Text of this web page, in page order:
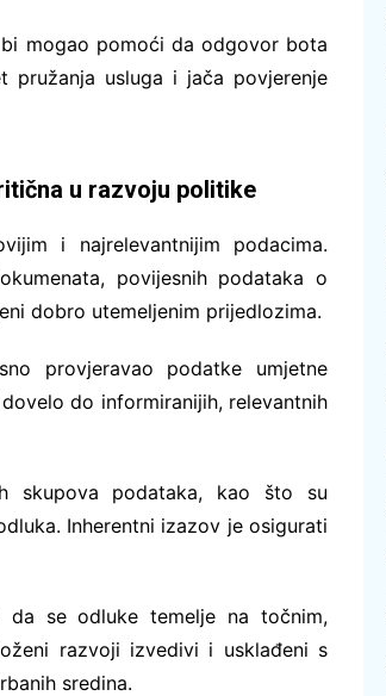
mogao pomoći da odgovor bota
pružanja usluga i jača povjerenje
u razvoju politike
i najrelevantnijim podacima.
povijesnih podataka o
dobro utemeljenim prijedlozima.
provjeravao podatke umjetne
do informiranijih, relevantnih
skupova podataka, kao što su
Inherentni izazov je osigurati
da se odluke temelje na točnim,
razvoji izvedivi i usklađeni s
sredina.